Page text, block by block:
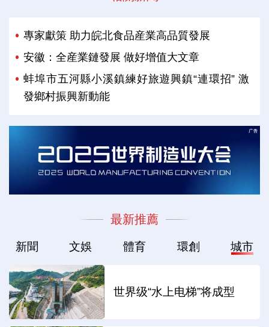
專家獻策 助力皖北食品産業高品質發展
安徽：全産業鏈發展 做好增值大文章
蚌埠市五河縣小溪鎮練好旅遊興鎮“連環招” 激
發鄉村振興新動能
最新推薦
新聞 文娛 體育 環創 城市
世界级“水上电梯”将成型